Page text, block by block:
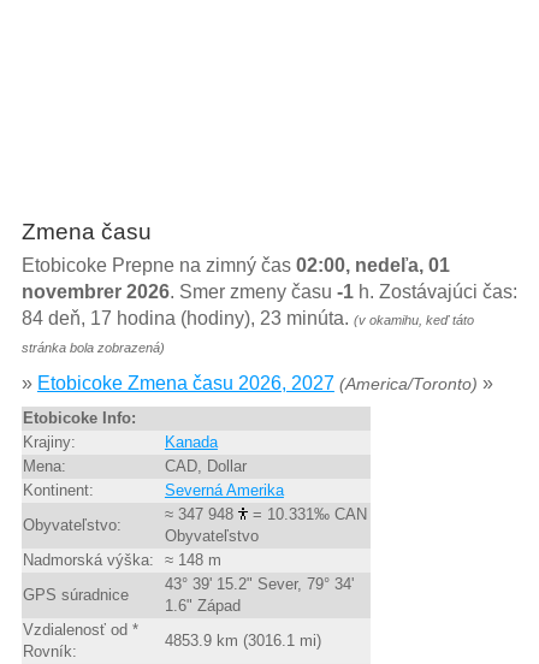
Zmena času
Etobicoke Prepne na zimný čas 02:00, nedeľa, 01
novembrer 2026. Smer zmeny času -1h. Zostávajúci čas:
84 deň, 17 hodina (hodiny), 23 minúta. (v okamihu, keď táto
stránka bola zobrazená)
» Etobicoke Zmena času 2026, 2027 (America/Toronto) »
Etobicoke Info:
Krajiny:
Kanada
Mena:
CAD, Dollar
Kontinent:
Severná Amerika
Obyvateľstvo:
≈ 347 948
= 10.331‰ CAN
Obyvateľstvo
Nadmorská výška:
≈ 148 m
GPS súradnice
43° 39' 15.2" Sever, 79° 34'
1.6" Západ
Vzdialenosť od *
Rovník:
4853.9 km (3016.1 mi)